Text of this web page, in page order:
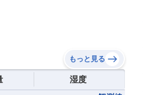
もっと見る
湿度